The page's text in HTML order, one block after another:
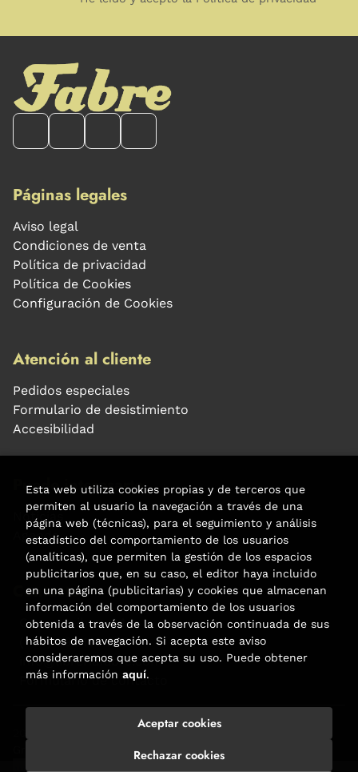
Páginas legales
Aviso legal
Condiciones de venta
Política de privacidad
Política de Cookies
Configuración de Cookies
Atención al cliente
Pedidos especiales
Formulario de desistimiento
Accesibilidad
Puede interesarte
Noticias
Agenda
Contacto
Carrer Aribau, 84
(+34) 932 160 225
info@libreriafabre.com
Formulario de contacto
. Todos los Derechos Reservados |
Esta web utiliza cookies propias y de terceros que
permiten al usuario la navegación a través de una
página web (técnicas), para el seguimiento y análisis
estadístico del comportamiento de los usuarios
(analíticas), que permiten la gestión de los espacios
publicitarios que, en su caso, el editor haya incluido
en una página (publicitarias) y cookies que almacenan
información del comportamiento de los usuarios
obtenida a través de la observación continuada de sus
hábitos de navegación. Si acepta este aviso
consideraremos que acepta su uso. Puede obtener
más información aquí.
Rechazar cookies
Aceptar cookies